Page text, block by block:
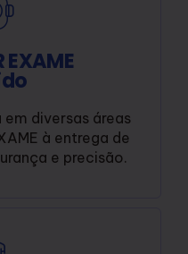
EXAME
diversas áreas
à entrega de
e precisão.